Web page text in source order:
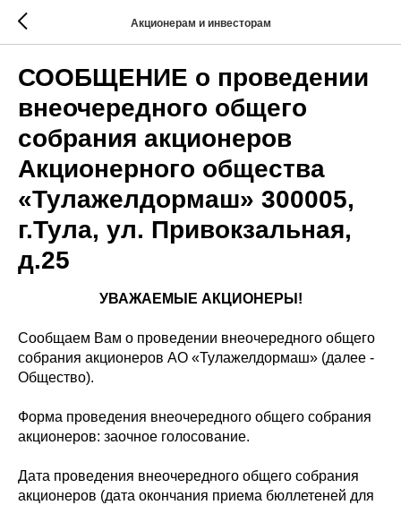
Акционерам и инвесторам
СООБЩЕНИЕ о проведении
внеочередного общего
собрания акционеров
Акционерного общества
«Тулажелдормаш» 300005,
г.Тула, ул. Привокзальная,
д.25
УВАЖАЕМЫЕ АКЦИОНЕРЫ!
Сообщаем Вам о проведении внеочередного общего
собрания акционеров АО «Тулажелдормаш» (далее -
Общество).
Форма проведения внеочередного общего собрания
акционеров: заочное голосование.
Дата проведения внеочередного общего собрания
акционеров (дата окончания приема бюллетеней для